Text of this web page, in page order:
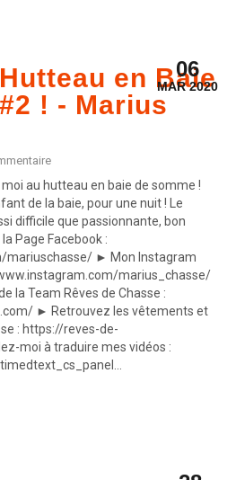
en Baie
! - Marius
06
MAR 2020
au hutteau en baie de somme !
de la baie, pour une nuit ! Le
difficile que passionnante, bon
Page Facebook :
mariuschasse/ ► Mon Instagram
marius_chasse/
la Team Rêves de Chasse :
► Retrouvez les vêtements et
: https://reves-de-
moi à traduire mes vidéos :